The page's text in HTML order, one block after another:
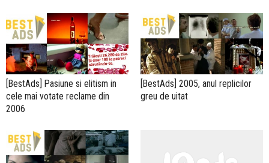
[BestAds] Pasiune si elitism in
cele mai votate reclame din
2006
[BestAds] 2005, anul replicilor
greu de uitat